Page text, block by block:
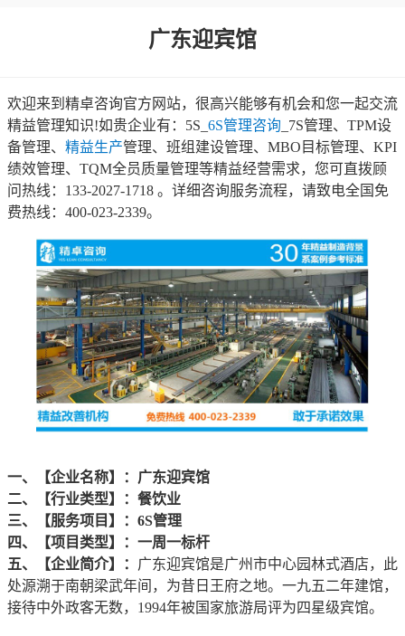
广东迎宾馆
欢迎来到精卓咨询官方网站，很高兴能够有机会和您一起交流
精益管理知识!如贵企业有：5S_ 6S管理咨询 _7S管理、TPM设
备管理、 精益生产管理、班组建设管理、MBO目标管理、KPI
绩效管理、TQM全员质量管理等精益经营需求，您可直拨顾
问热线：133-2027-1718 。详细咨询服务流程，请致电全国免
费热线：400-023-2339。
一、【企业名称】：广东迎宾馆
二、【行业类型】：餐饮业
三、【服务项目】：6S管理
四、【项目类型】：一周一标杆
五、【企业简介】： 广东迎宾馆是广州市中心园林式酒店，此
处源溯于南朝梁武年间，为昔日王府之地。一九五二年建馆，
接待中外政客无数，1994年被国家旅游局评为四星级宾馆。